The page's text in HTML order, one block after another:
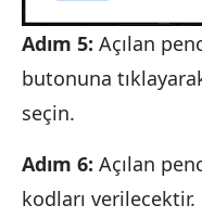
Adım 5: Açılan
butonuna
seçin.
Adım 6: Açılan
kodları verilecektir.